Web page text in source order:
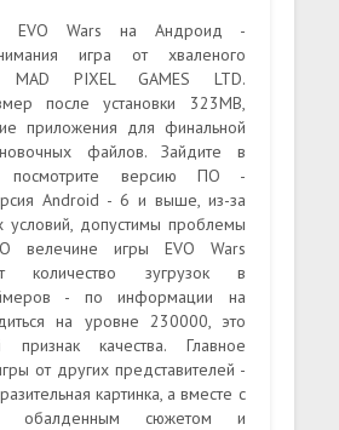
EVO Wars на Андроид -
игра от хваленого
MAD PIXEL GAMES LTD.
после установки 323MB,
приложения для финальной
файлов. Зайдите в
посмотрите версию ПО -
Android - 6 и выше, из-за
условий, допустимы проблемы
велечине игры EVO Wars
количество зугрузок в
- по информации на
на уровне 230000, это
признак качества. Главное
от других представителей -
картинка, а вместе с
обалденным сюжетом и